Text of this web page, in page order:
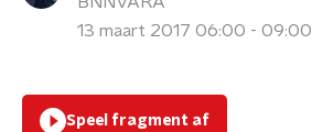
13 maart 2017 06:00 - 09:00
Speel fragment af